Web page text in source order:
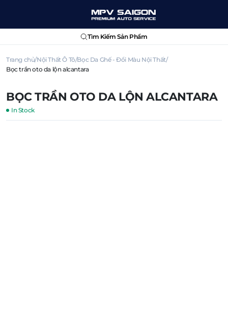
Tìm Kiếm Sản Phẩm
Trang chủ Nội Thất Ô Tô Bọc Da Ghế - Đổi Màu Nội Thất
Bọc trần oto da lộn alcantara
BỌC TRẦN OTO DA LỘN ALCANTARA
In Stock